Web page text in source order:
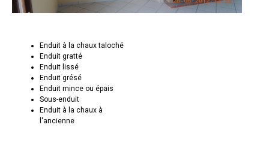
Enduit à la chaux taloché
Enduit gratté
Enduit lissé
Enduit grésé
Enduit mince ou épais
Sous-enduit
Enduit à la chaux à
l'ancienne